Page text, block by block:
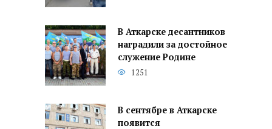
В Аткарске десантников
наградили за достойное
служение Родине
1251
В сентябре в Аткарске
появится